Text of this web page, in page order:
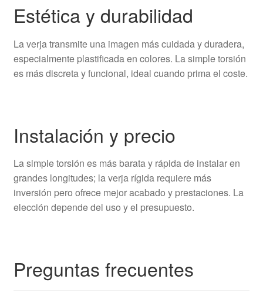
Estética y durabilidad
La verja transmite una imagen más cuidada y duradera,
especialmente plastificada en colores. La simple torsión
es más discreta y funcional, ideal cuando prima el coste.
Instalación y precio
La simple torsión es más barata y rápida de instalar en
grandes longitudes; la verja rígida requiere más
inversión pero ofrece mejor acabado y prestaciones. La
elección depende del uso y el presupuesto.
Preguntas frecuentes